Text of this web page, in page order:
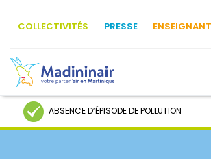
COLLECTIVITÉS PRESSE
ABSENCE D’ÉPISODE DE POLLUTION